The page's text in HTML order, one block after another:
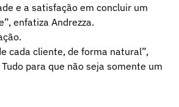
e a satisfação em concluir um
enfatiza Andrezza.
cada cliente, de forma natural”,
para que não seja somente um